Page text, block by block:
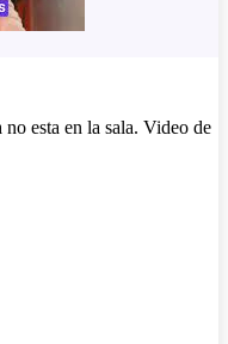
esta en la sala. Video de